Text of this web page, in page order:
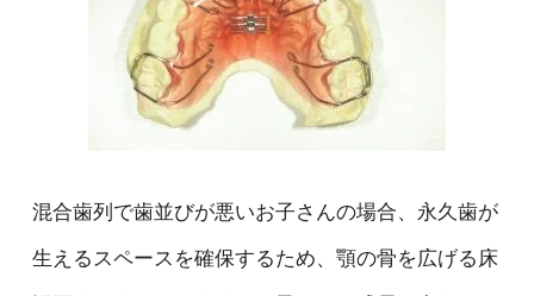
混合歯列で歯並びが悪いお子さんの場合、永久歯が
生えるスペースを確保するため、顎の骨を広げる床